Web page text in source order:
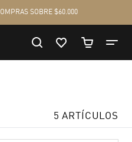
5 ARTÍCULOS